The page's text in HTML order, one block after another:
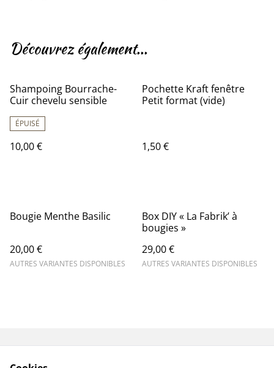
Découvrez également...
Shampoing Bourrache-
Cuir chevelu sensible
ÉPUISÉ
10,00 €
Pochette Kraft fenêtre
Petit format (vide)
1,50 €
Bougie Menthe Basilic
20,00 €
AUTRES VARIANTES DISPONIBLES
Box DIY « La Fabrik’ à
bougies »
29,00 €
AUTRES VARIANTES DISPONIBLES